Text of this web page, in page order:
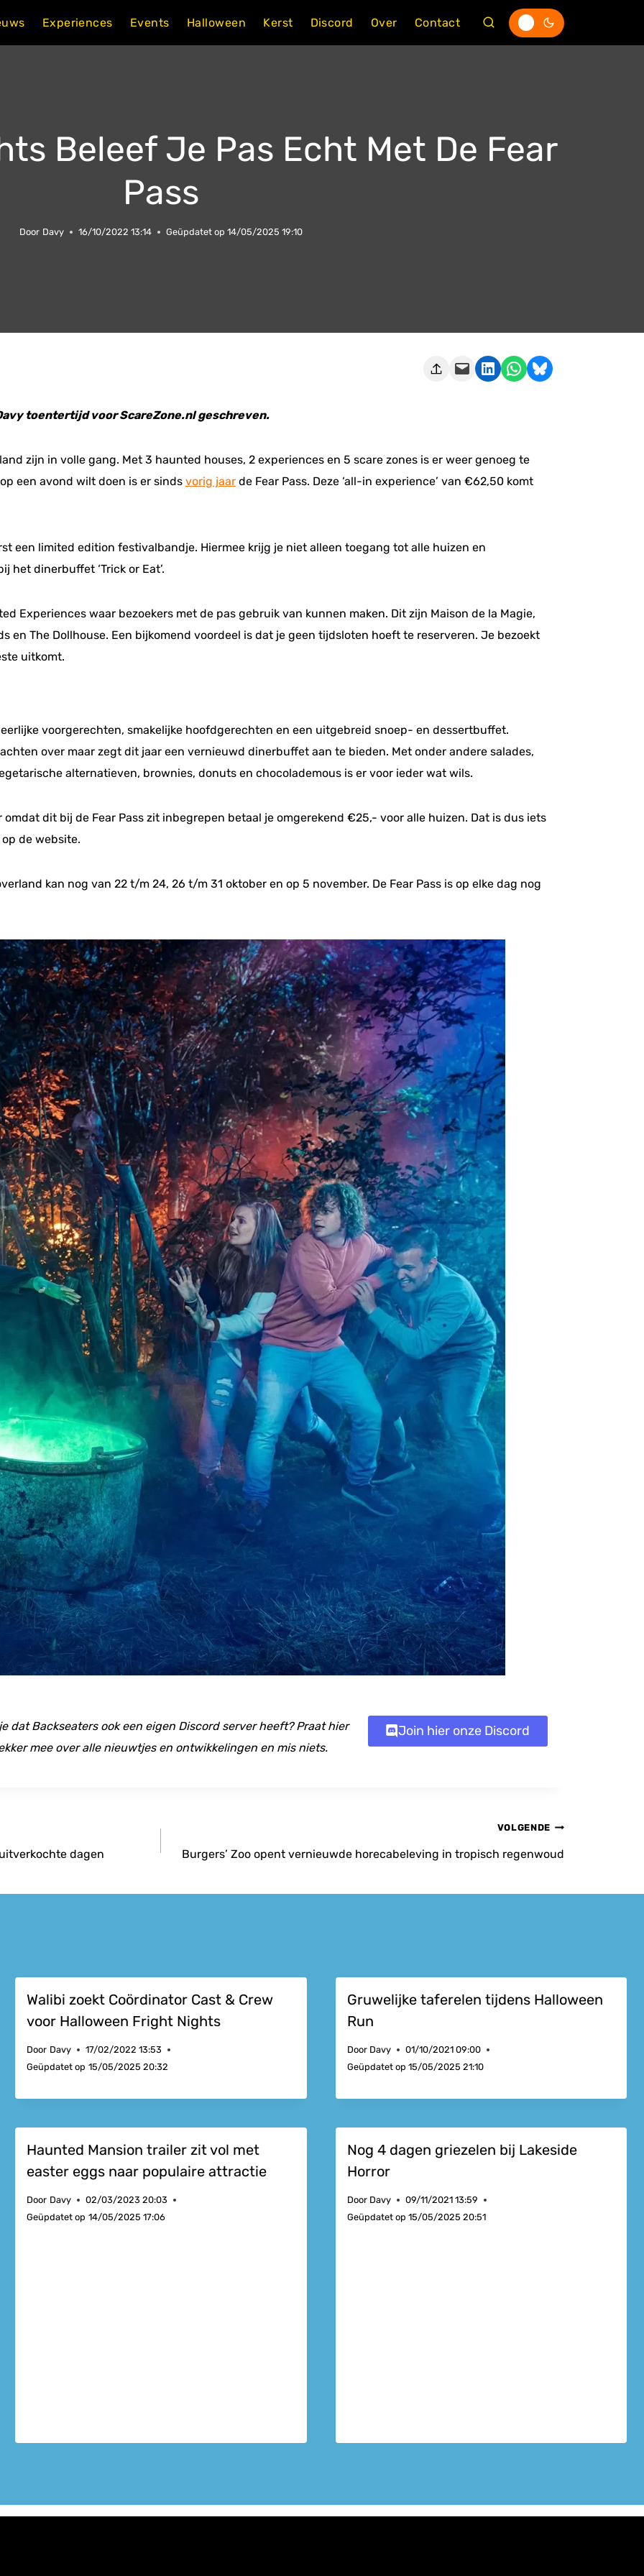
Experiences Events Halloween Kerst Discord Over Contact
Beleef Je Pas Echt Met De Fear
Pass
Door Davy 16/10/2022 13:14 Geüpdatet op 14/05/2025 19:10
Deze pagina e-mailen Delen op LinkedIn Delen via WhatsApp Share on Bluesky
toentertijd voor ScareZone.nl geschreven.
zijn in volle gang. Met 3 haunted houses, 2 experiences en 5 scare zones is er weer genoeg te
een avond wilt doen is er sinds vorig jaar de Fear Pass. Deze ‘all-in experience’ van €62,50 komt
een limited edition festivalbandje. Hiermee krijg je niet alleen toegang tot alle huizen en
het dinerbuffet ‘Trick or Eat’.
Experiences waar bezoekers met de pas gebruik van kunnen maken. Dit zijn Maison de la Magie,
en The Dollhouse. Een bijkomend voordeel is dat je geen tijdsloten hoeft te reserveren. Je bezoekt
uitkomt.
voorgerechten, smakelijke hoofdgerechten en een uitgebreid snoep- en dessertbuffet.
over maar zegt dit jaar een vernieuwd dinerbuffet aan te bieden. Met onder andere salades,
alternatieven, brownies, donuts en chocolademous is er voor ieder wat wils.
dit bij de Fear Pass zit inbegrepen betaal je omgerekend €25,- voor alle huizen. Dat is dus iets
de website.
kan nog van 22 t/m 24, 26 t/m 31 oktober en op 5 november. De Fear Pass is op elke dag nog
dat Backseaters ook een eigen Discord server heeft? Praat hier
mee over alle nieuwtjes en ontwikkelingen en mis niets.
Join hier onze Discord
dagen
VOLGENDE
Burgers’ Zoo opent vernieuwde horecabeleving in tropisch regenwoud
Walibi zoekt Coördinator Cast & Crew
voor Halloween Fright Nights
Door Davy
17/02/2022 13:53
Geüpdatet op 15/05/2025 20:32
Gruwelijke taferelen tijdens Halloween
Run
Door Davy
01/10/2021 09:00
Geüpdatet op 15/05/2025 21:10
Haunted Mansion trailer zit vol met
easter eggs naar populaire attractie
Door Davy
02/03/2023 20:03
Geüpdatet op 14/05/2025 17:06
Nog 4 dagen griezelen bij Lakeside
Horror
Door Davy
09/11/2021 13:59
Geüpdatet op 15/05/2025 20:51